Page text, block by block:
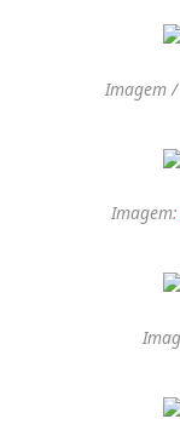
Imagem
Imagem: